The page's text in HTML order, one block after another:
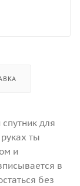
для
ты
и
в
без